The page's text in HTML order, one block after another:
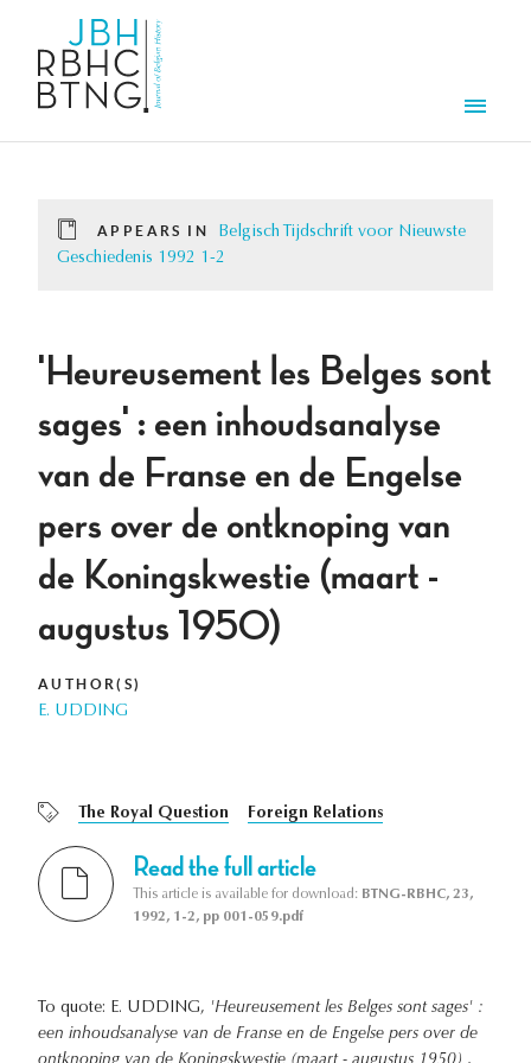
APPEARS IN
Belgisch Tijdschrift voor Nieuwste
Geschiedenis 1992 1-2
'Heureusement les Belges sont
sages' : een inhoudsanalyse
van de Franse en de Engelse
pers over de ontknoping van
de Koningskwestie (maart -
augustus 1950)
AUTHOR(S)
E. UDDING
The Royal Question Foreign Relations
Read the full article
This article is available for download: BTNG-RBHC, 23,
1992, 1-2, pp 001-059.pdf
To quote: E. UDDING, 'Heureusement les Belges sont sages' :
een inhoudsanalyse van de Franse en de Engelse pers over de